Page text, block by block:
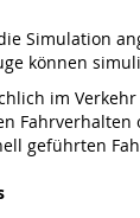
Simulation
können
im
geführten